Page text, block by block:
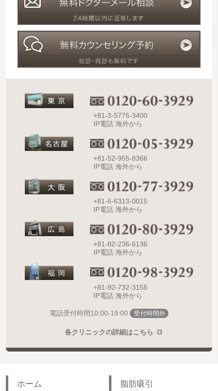
+81-3-5775-3400
IP電話 海外から
+81-52-955-8366
IP電話 海外から
+81-6-6313-0015
IP電話 海外から
+81-82-236-6136
IP電話 海外から
+81-92-732-3155
IP電話 海外から
電話受付時間10:00-19:00 受付時間外
各クリニックの詳細はこちら
ホーム 脂肪吸引